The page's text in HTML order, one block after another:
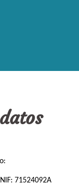
71524092A